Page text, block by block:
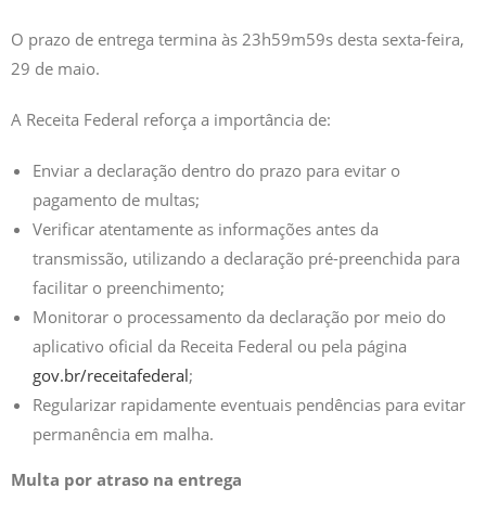
O prazo de entrega termina às 23h59m59s desta sexta-feira,
29 de maio.
A Receita Federal reforça a importância de:
Enviar a declaração dentro do prazo para evitar o
pagamento de multas;
Verificar atentamente as informações antes da
transmissão, utilizando a declaração pré-preenchida para
facilitar o preenchimento;
Monitorar o processamento da declaração por meio do
aplicativo oficial da Receita Federal ou pela página
gov.br/receitafederal;
Regularizar rapidamente eventuais pendências para evitar
permanência em malha.
Multa por atraso na entrega